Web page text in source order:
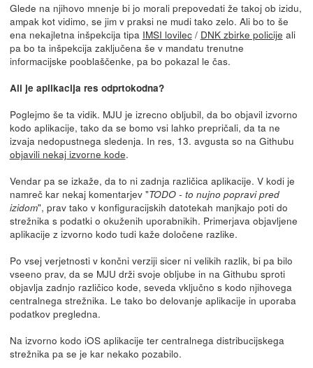
Glede na njihovo mnenje bi jo morali prepovedati že takoj ob izidu,
ampak kot vidimo, se jim v praksi ne mudi tako zelo. Ali bo to še
ena nekajletna inšpekcija tipa IMSI lovilec/ DNK zbirke policije ali
pa bo ta inšpekcija zaključena še v mandatu trenutne
informacijske pooblaščenke, pa bo pokazal le čas.
Ali je aplikacija res odprtokodna?
Poglejmo še ta vidik. MJU je izrecno obljubil, da bo objavil izvorno
kodo aplikacije, tako da se bomo vsi lahko prepričali, da ta ne
izvaja nedopustnega sledenja. In res, 13. avgusta so na Githubu
objavili nekaj izvorne kode.
Vendar pa se izkaže, da to ni zadnja različica aplikacije. V kodi je
namreč kar nekaj komentarjev "TODO - to nujno popravi pred
izidom", prav tako v konfiguracijskih datotekah manjkajo poti do
strežnika s podatki o okuženih uporabnikih. Primerjava objavljene
aplikacije z izvorno kodo tudi kaže določene razlike.
Po vsej verjetnosti v končni verziji sicer ni velikih razlik, bi pa bilo
vseeno prav, da se MJU drži svoje obljube in na Githubu sproti
objavlja zadnjo različico kode, seveda vključno s kodo njihovega
centralnega strežnika. Le tako bo delovanje aplikacije in uporaba
podatkov pregledna.
Na izvorno kodo iOS aplikacije ter centralnega distribucijskega
strežnika pa se je kar nekako pozabilo.